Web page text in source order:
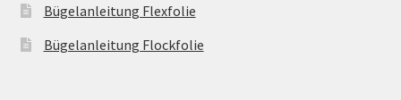
Bügelanleitung Flexfolie
Bügelanleitung Flockfolie